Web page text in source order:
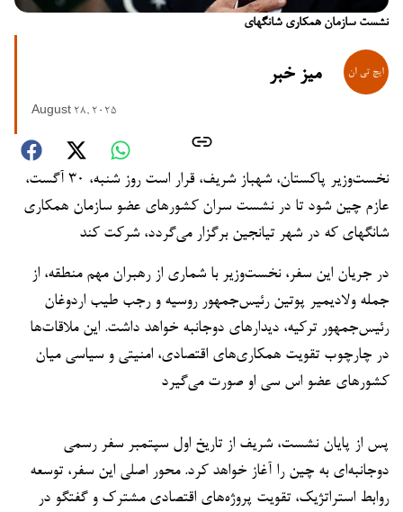
نشست سازمان همکاری شانگهای
میز خبر
August 28, 2025
نخست‌وزیر پاکستان، شهباز شریف، قرار است روز شنبه، ۳۰ آگست،
عازم چین شود تا در نشست سران کشورهای عضو سازمان همکاری
شانگهای که در شهر تیانجین برگزار می‌گردد، شرکت کند
در جریان این سفر، نخست‌وزیر با شماری از رهبران مهم منطقه، از
جمله ولادیمیر پوتین رئیس‌جمهور روسیه و رجب طیب اردوغان
رئیس‌جمهور ترکیه، دیدارهای دوجانبه خواهد داشت. این ملاقات‌ها
در چارچوب تقویت همکاری‌های اقتصادی، امنیتی و سیاسی میان
کشورهای عضو اس سی او صورت می‌گیرد
پس از پایان نشست، شریف از تاریخ اول سپتمبر سفر رسمی
دوجانبه‌ای به چین را آغاز خواهد کرد. محور اصلی این سفر، توسعه
روابط استراتژیک، تقویت پروژه‌های اقتصادی مشترک و گفتگو در